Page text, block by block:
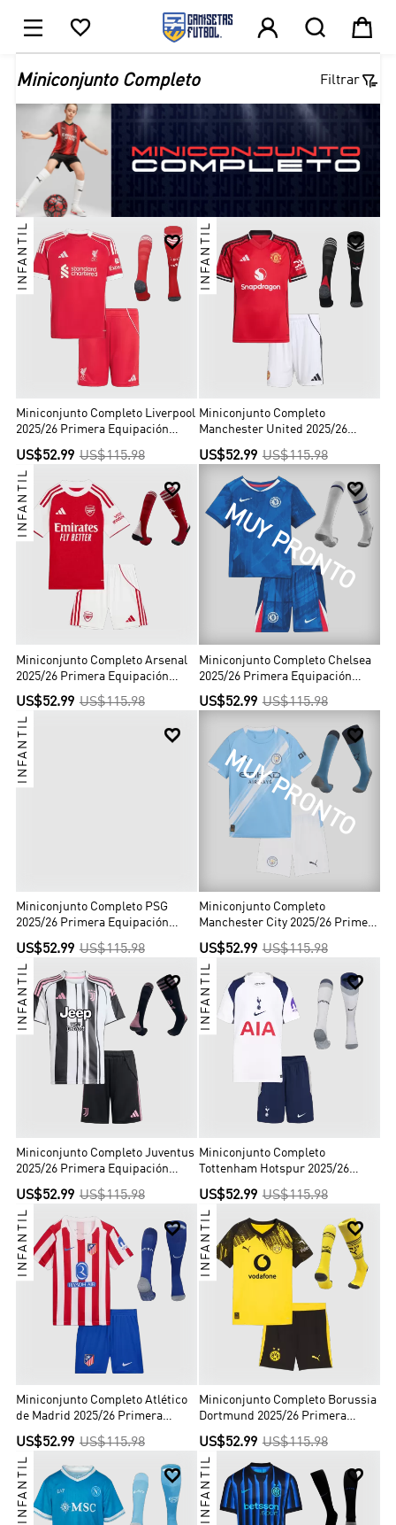
    
Miniconjunto Completo Filtrar

INFANTIL
Miniconjunto Completo Liverpool
2025/26 Primera Equipación
Niño
US$52.99 US$115.98

INFANTIL
Miniconjunto Completo
Manchester United 2025/26
Primera Equipación Niño
US$52.99 US$115.98

INFANTIL
Miniconjunto Completo Arsenal
2025/26 Primera Equipación
Niño
US$52.99 US$115.98
MUY PRONTO

Miniconjunto Completo Chelsea
2025/26 Primera Equipación
Niño
US$52.99 US$115.98

INFANTIL
Miniconjunto Completo PSG
2025/26 Primera Equipación
Niño
US$52.99 US$115.98
MUY PRONTO

Miniconjunto Completo
Manchester City 2025/26 Primera
Equipación Niño
US$52.99 US$115.98

INFANTIL
Miniconjunto Completo Juventus
2025/26 Primera Equipación
Niño
US$52.99 US$115.98

INFANTIL
Miniconjunto Completo
Tottenham Hotspur 2025/26
Primera Equipación Niño
US$52.99 US$115.98

INFANTIL
Miniconjunto Completo Atlético
de Madrid 2025/26 Primera
Equipación Niño
US$52.99 US$115.98

INFANTIL
Miniconjunto Completo Borussia
Dortmund 2025/26 Primera
Equipación Niño
US$52.99 US$115.98

INFANTIL 
INFANTIL